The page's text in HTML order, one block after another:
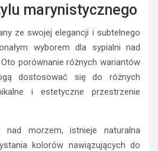
marynistycznego
ze swojej elegancji i subtelnego
wyborem dla sypialni nad
porównanie różnych wariantów
dostosować się do różnych
i estetyczne przestrzenie
nad morzem, istnieje naturalna
kolorów nawiązujących do